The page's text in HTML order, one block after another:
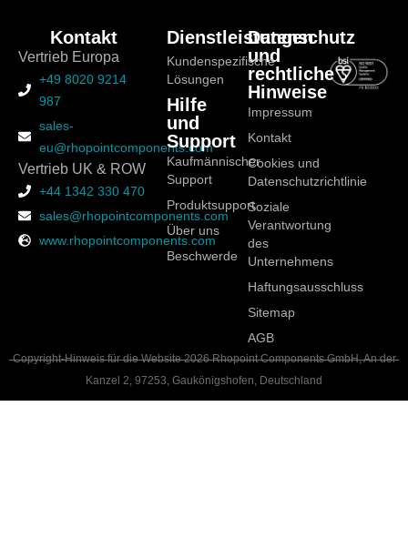
Kontakt
Vertrieb Europa
+49 8020 9214
987
sales-
eu@rhopointcomponents.com
Vertrieb UK & ROW
+44 1342 330 470
sales@rhopointcomponents.com
www.rhopointcomponents.com
Dienstleistungen
Kundenspezifische
Lösungen
Hilfe
und
Support
Kaufmännischer
Support
Produktsupport
Über uns
Beschwerde
Datenschutz
und
rechtliche
Hinweise
Impressum
Kontakt
Cookies und
Datenschutzrichtlinie
Soziale
Verantwortung
des
Unternehmens
Haftungsausschluss
Sitemap
AGB
Copyright-Hinweis für die Website 2026 Rhopoint Components GmbH, An der
Kanzel 2, 97253, Gaukönigshofen, Deutschland